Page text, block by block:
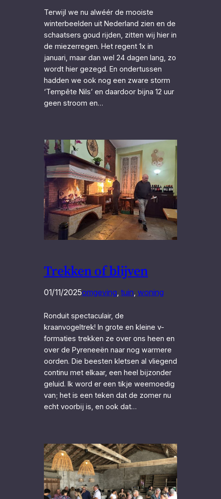
Terwijl we nu alwéér de mooiste
winterbeelden uit Nederland zien en de
schaatsers goud rijden, zitten wij hier in
de miezerregen. Het regent 1x in
januari, maar dan wel 24 dagen lang, zo
wordt hier gezegd. En ondertussen
hadden we ook nog een zware storm
‘Tempête Nils’ en daardoor bijna 12 uur
geen stroom en…
Trekken of blijven
01/11/2025omgeving, tuin, woning
Ronduit spectaculair, de
kraanvogeltrek! In grote en kleine v-
formaties trekken ze over ons heen en
over de Pyreneeën naar nog warmere
oorden. Die beesten kletsen al vliegend
continu met elkaar, een heel bijzonder
geluid. Ik word er een tikje weemoedig
van; het is een teken dat de zomer nu
echt voorbij is, en ook dat…